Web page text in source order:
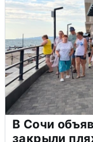
В Сочи
закрыли